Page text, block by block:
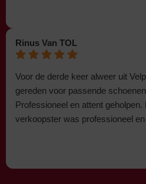
Rinus Van TOL
Voor de derde keer alweer uit
gereden voor passende
Professioneel en attent
verkoopster was professioneel